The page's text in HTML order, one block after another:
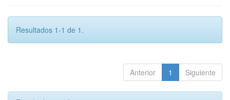
Resultados 1-1 de 1.
Anterior 1 Siguiente